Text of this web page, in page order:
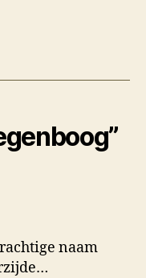
naam